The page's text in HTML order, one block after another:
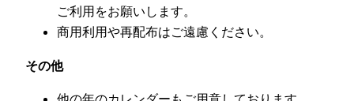
ご利用をお願いします。
商用利用や再配布はご遠慮ください。
その他